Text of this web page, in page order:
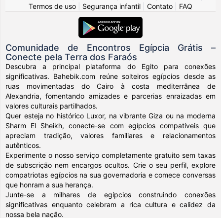
Termos de uso
Segurança infantil Contato FAQ
Comunidade de Encontros Egípcia Grátis –
Conecte pela Terra dos Faraós
Descubra a principal plataforma do Egito para conexões
significativas. Bahebik.com reúne solteiros egípcios desde as
ruas movimentadas do Cairo à costa mediterrânea de
Alexandria, fomentando amizades e parcerias enraizadas em
valores culturais partilhados.
Quer esteja no histórico Luxor, na vibrante Giza ou na moderna
Sharm El Sheikh, conecte-se com egípcios compatíveis que
apreciam tradição, valores familiares e relacionamentos
autênticos.
Experimente o nosso serviço completamente gratuito sem taxas
de subscrição nem encargos ocultos. Crie o seu perfil, explore
compatriotas egípcios na sua governadoria e comece conversas
que honram a sua herança.
Junte-se a milhares de egípcios construindo conexões
significativas enquanto celebram a rica cultura e calidez da
nossa bela nação.